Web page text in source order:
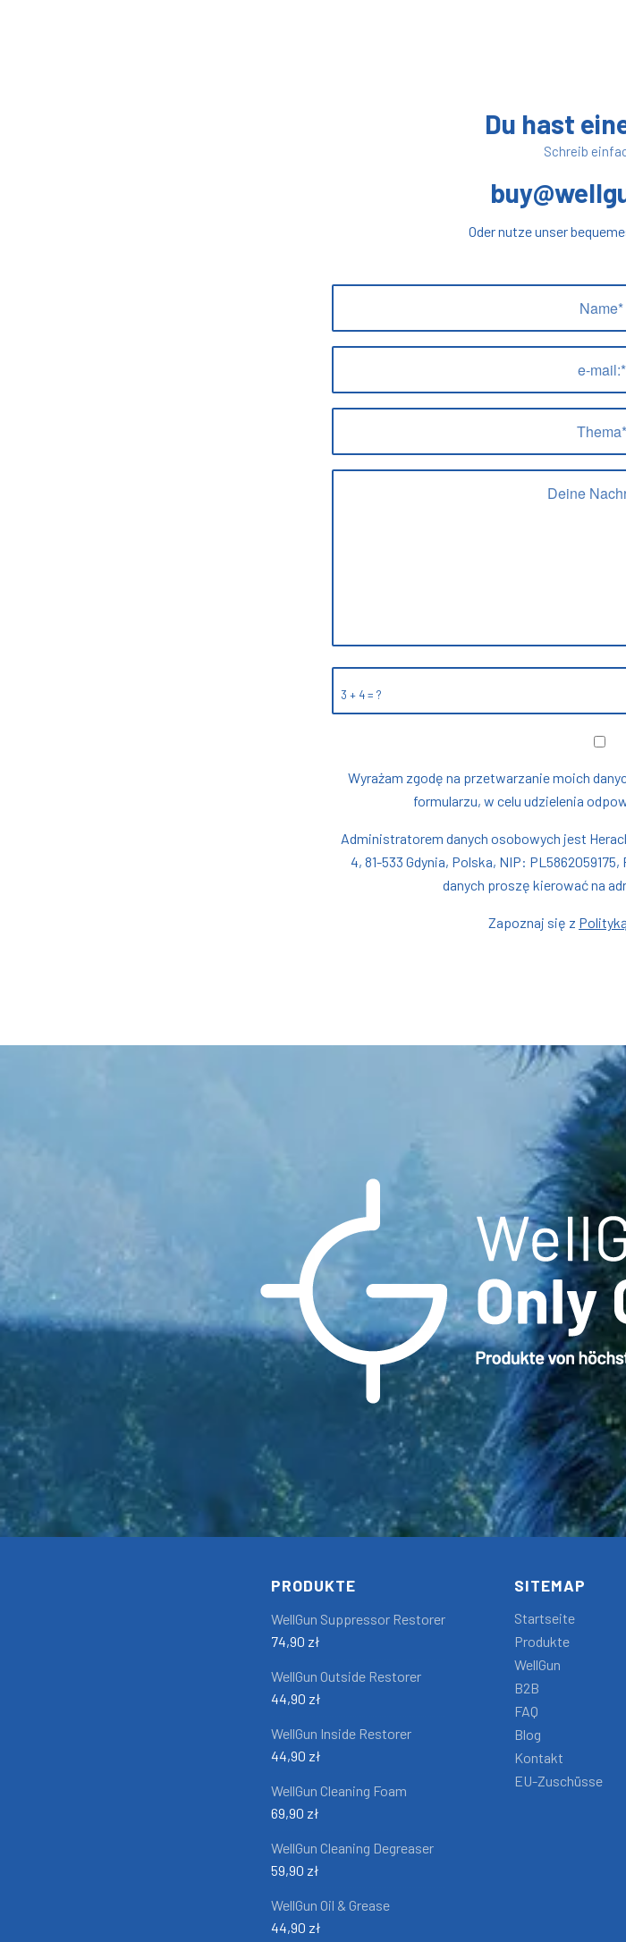
Du hast
Schreib
Oder nutze unser
3 + 4 = ?
Wyrażam zgodę na przetwarzanie moich
formularzu, w celu udzielenia
Administratorem danych osobowych jest
4, 81-533 Gdynia, Polska, NIP:
danych proszę kierować na
Zapoznaj się z
PRODUKTE
WellGun Suppressor Restorer
74,90 zł
WellGun Outside Restorer
44,90 zł
WellGun Inside Restorer
44,90 zł
WellGun Cleaning Foam
69,90 zł
WellGun Cleaning Degreaser
59,90 zł
WellGun Oil & Grease
44,90 zł
SITEMAP
Startseite
Produkte
WellGun
B2B
FAQ
Blog
Kontakt
EU-Zuschüsse